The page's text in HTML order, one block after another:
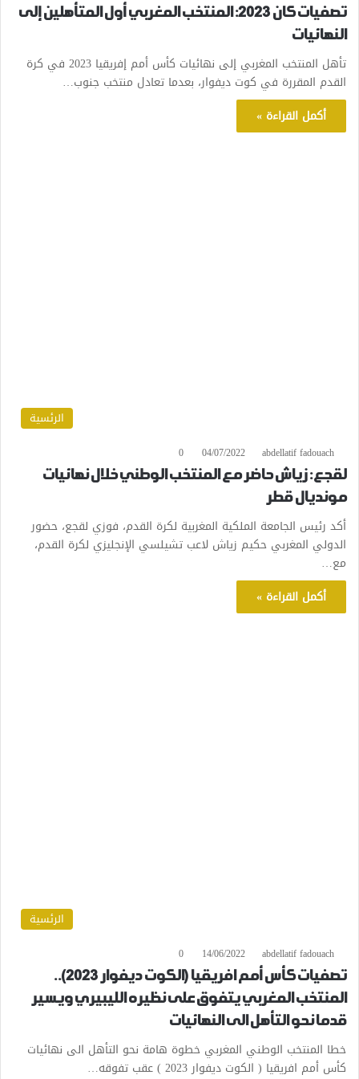
تصفيات كان 2023: المنتخب المغربي أول المتأهلين إلى
النهائيات
تأهل المنتخب المغربي إلى نهائيات كأس أمم إفريقيا 2023 في كرة
القدم المقررة في كوت ديفوار، بعدما تعادل منتخب جنوب…
أكمل القراءة »
الرئسية
abdellatif fadouach
04/07/2022
0
لقجع: زياش حاضر مع المنتخب الوطني خلال نهائيات
مونديال قطر
أكد رئيس الجامعة الملكية المغربية لكرة القدم، فوزي لقجع، حضور
الدولي المغربي حكيم زياش لاعب تشيلسي الإنجليزي لكرة القدم،
مع…
أكمل القراءة »
الرئسية
abdellatif fadouach
14/06/2022
0
تصفيات كأس أمم افريقيا (الكوت ديفوار 2023)..
المنتخب المغربي يتفوق على نظيره الليبيري ويسير
قدما نحو التأهل الى النهائيات
خطا المنتخب الوطني المغربي خطوة هامة نحو التأهل الى نهائيات
كأس أمم افريقيا ( الكوت ديفوار 2023 ) عقب تفوقه…